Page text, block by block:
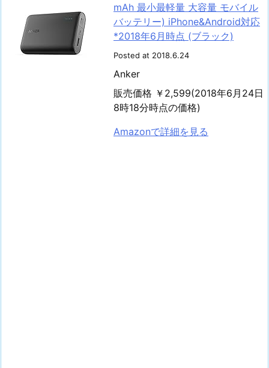
mAh 最小最軽量 大容量 モバイル
バッテリー) iPhone&Android対応
*2018年6月時点 (ブラック)
Posted at 2018.6.24
Anker
販売価格 ￥2,599(2018年6月24日
8時18分時点の価格)
Amazonで詳細を見る